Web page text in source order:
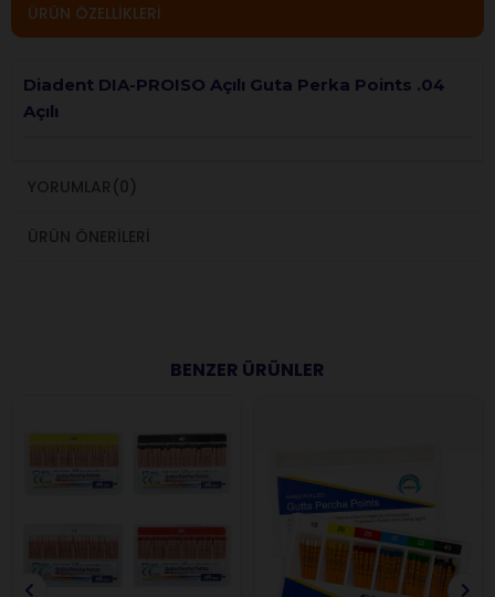
ÜRÜN ÖZELLIKLERI
Diadent DIA-PROISO Açılı Guta Perka Points .04
Açılı
YORUMLAR (0)
ÜRÜN ÖNERILERI
BENZER ÜRÜNLER